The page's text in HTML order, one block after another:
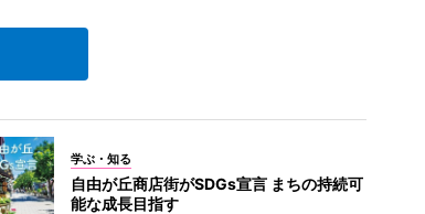
学ぶ・知る
自由が丘商店街がSDGs宣言 まちの持続可
能な成長目指す